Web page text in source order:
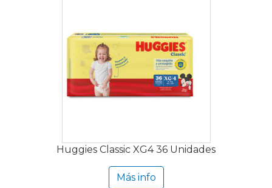
Huggies Classic XG4 36 Unidades
Más info